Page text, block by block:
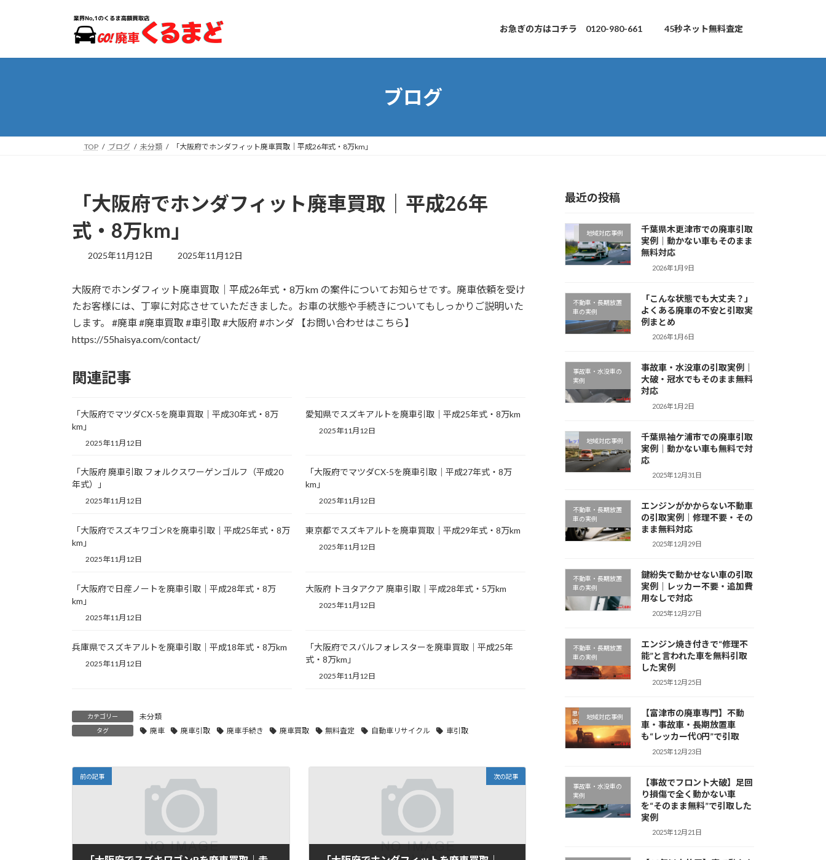
プ
動
お急ぎの方はコチラ 0120-980-661 45秒ネット無料査定
ブログ
TOP ブログ 未分類 「大阪府でホンダフィット廃車買取｜平成26年式・8万km」
「大阪府でホンダフィット廃車買取｜平成26年
式・8万km」
2025年11月12日
最
新
日
時
:
2025年11月12日
大阪府でホンダフィット廃車買取｜平成26年式・8万km の案件についてお知らせです。廃車依頼を受け
たお客様には、丁寧に対応させていただきました。お車の状態や手続きについてもしっかりご説明いた
します。 #廃車 #廃車買取 #車引取 #大阪府 #ホンダ 【お問い合わせはこちら】
https://55haisya.com/contact/
関連記事
「大阪府でマツダCX-5を廃車買取｜平成30年式・8万
km」
2025年11月12日
愛知県でスズキアルトを廃車引取｜平成25年式・8万km
2025年11月12日
「大阪府 廃車引取 フォルクスワーゲンゴルフ（平成20
年式）」
2025年11月12日
「大阪府でマツダCX-5を廃車引取｜平成27年式・8万
km」
2025年11月12日
「大阪府でスズキワゴンRを廃車引取｜平成25年式・8万
km」
2025年11月12日
東京都でスズキアルトを廃車買取｜平成29年式・8万km
2025年11月12日
「大阪府で日産ノートを廃車引取｜平成28年式・8万
km」
2025年11月12日
大阪府 トヨタアクア 廃車引取｜平成28年式・5万km
2025年11月12日
兵庫県でスズキアルトを廃車引取｜平成18年式・8万km
2025年11月12日
「大阪府でスバルフォレスターを廃車買取｜平成25年
式・8万km」
2025年11月12日
カテゴリー 未分類
タグ 廃車 廃車引取 廃車手続き 廃車買取 無料査定 自動車リサイクル 車引取
前の記事 次の記事
最近の投稿
地域対応事例
千葉県木更津市での廃車引取
実例｜動かない車もそのまま
無料対応
2026年1月9日
不動車・長期放置
車の実例
「こんな状態でも大丈夫？」
よくある廃車の不安と引取実
例まとめ
2026年1月6日
事故車・水没車の
実例
事故車・水没車の引取実例｜
大破・冠水でもそのまま無料
対応
2026年1月2日
地域対応事例
千葉県袖ケ浦市での廃車引取
実例｜動かない車も無料で対
応
2025年12月31日
不動車・長期放置
車の実例
エンジンがかからない不動車
の引取実例｜修理不要・その
まま無料対応
2025年12月29日
不動車・長期放置
車の実例
鍵紛失で動かせない車の引取
実例｜レッカー不要・追加費
用なしで対応
2025年12月27日
不動車・長期放置
車の実例
エンジン焼き付きで“修理不
能”と言われた車を無料引取
した実例
2025年12月25日
地域対応事例
【富津市の廃車専門】不動
車・事故車・長期放置車
も“レッカー代0円”で引取
2025年12月23日
事故車・水没車の
実例
【事故でフロント大破】足回
り損傷で全く動かない車
を“そのまま無料”で引取した
実例
2025年12月21日